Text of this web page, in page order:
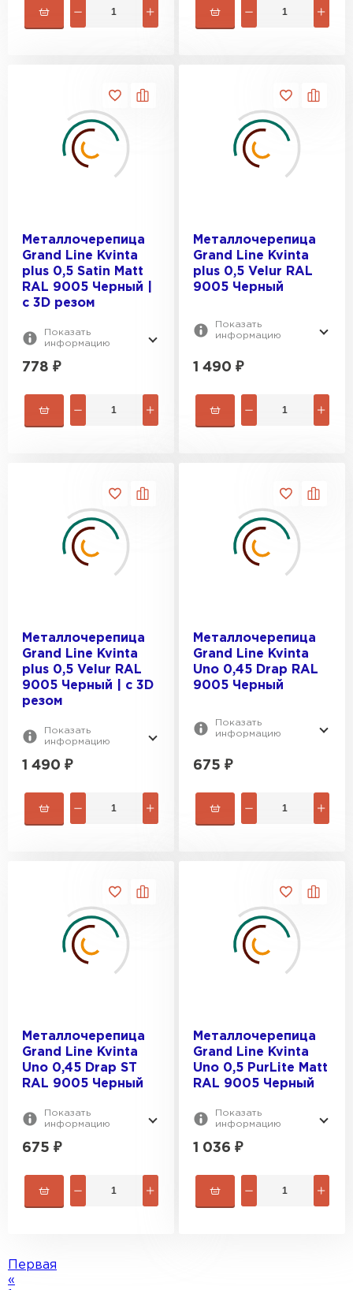
Металлочерепица
Grand Line Kvinta
plus 0,5 Satin Мatt
RAL 9005 Черный |
c 3D резом
Показать
информацию
778 ₽
Металлочерепица
Grand Line Kvinta
plus 0,5 Velur RAL
9005 Черный
Показать
информацию
1 490 ₽
Металлочерепица
Grand Line Kvinta
plus 0,5 Velur RAL
9005 Черный | c 3D
резом
Показать
информацию
1 490 ₽
Металлочерепица
Grand Line Kvinta
Uno 0,45 Drap RAL
9005 Черный
Показать
информацию
675 ₽
Металлочерепица
Grand Line Kvinta
Uno 0,45 Drap ST
RAL 9005 Черный
Показать
информацию
675 ₽
Металлочерепица
Grand Line Kvinta
Uno 0,5 PurLite Мatt
RAL 9005 Черный
Показать
информацию
1 036 ₽
Первая
«